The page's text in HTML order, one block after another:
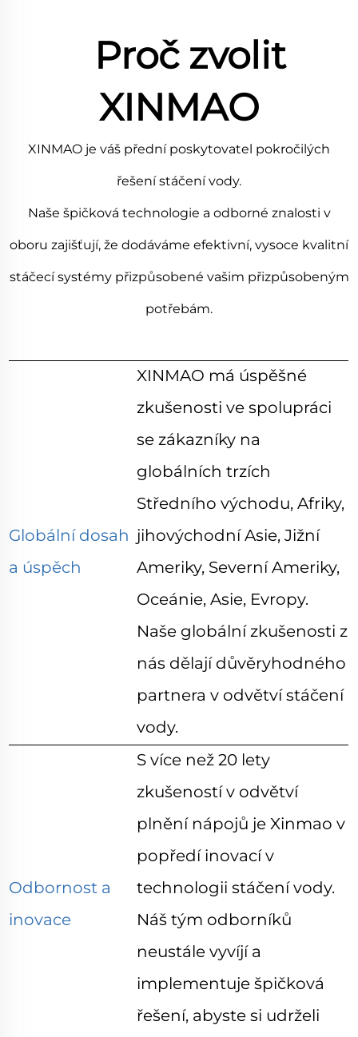
Proč zvolit
XINMAO
XINMAO je váš přední poskytovatel pokročilých
řešení stáčení vody.
Naše špičková technologie a odborné znalosti v
oboru zajišťují, že dodáváme efektivní, vysoce kvalitní
stáčecí systémy přizpůsobené vašim přizpůsobeným
potřebám.
Globální dosah
a úspěch
XINMAO má úspěšné
zkušenosti ve spolupráci
se zákazníky na
globálních trzích
Středního východu, Afriky,
jihovýchodní Asie, Jižní
Ameriky, Severní Ameriky,
Oceánie, Asie, Evropy.
Naše globální zkušenosti z
nás dělají důvěryhodného
partnera v odvětví stáčení
vody.
Odbornost a
inovace
S více než 20 lety
zkušeností v odvětví
plnění nápojů je Xinmao v
popředí inovací v
technologii stáčení vody.
Náš tým odborníků
neustále vyvíjí a
implementuje špičková
řešení, abyste si udrželi